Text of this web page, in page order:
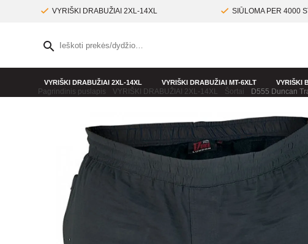
VYRIŠKI DRABUŽIAI 2XL-14XL SIŪLOMA PER 4000
VYRIŠKI DRABUŽIAI 2XL-14XL VYRIŠKI DRABUŽIAI MT-6XLT VYRIŠKI
Pagrindinis puslapis VYRIŠKI DRABUŽIAI 2XL-14XL Šortai D555 Duncan